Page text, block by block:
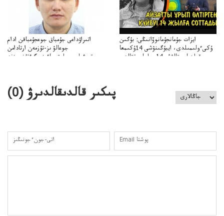
اتىراۋداعى جۇمباق جوعجۇمباقن ادام
جوعالۋ ىز-تۇزمەن ارتادامن
وتبءولىمىپوليتسياءىزەرگءتۇزسىزنە
ايزات جۇمانجۇمانوۆانىڭى: بۇگىن
ۇكىءولىمىلدى، ايبۇگىنۋشى 14ۇكىمعا
سووقىلدىايىپتالۋشى14جىلعاسوتتالدى
پىكىر قالدىقالدىرۋ (0
)